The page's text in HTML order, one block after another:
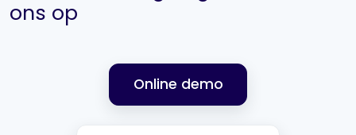
ons op
Online demo